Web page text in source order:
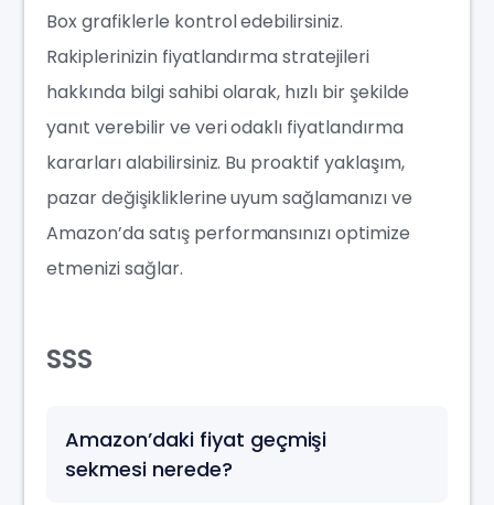
Box grafiklerle kontrol edebilirsiniz.
Rakiplerinizin fiyatlandırma stratejileri
hakkında bilgi sahibi olarak, hızlı bir şekilde
yanıt verebilir ve veri odaklı fiyatlandırma
kararları alabilirsiniz. Bu proaktif yaklaşım,
pazar değişikliklerine uyum sağlamanızı ve
Amazon’da satış performansınızı optimize
etmenizi sağlar.
SSS
Amazon’daki fiyat geçmişi
sekmesi nerede?